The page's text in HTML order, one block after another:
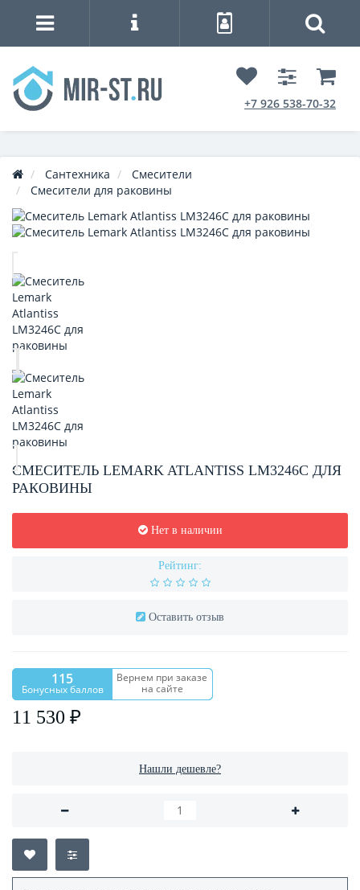
+7 926 538-70-32
Сантехника
Смесители
Смесители для раковины
СМЕСИТЕЛЬ LEMARK ATLANTISS LM3246C ДЛЯ
РАКОВИНЫ
Нет в наличии
Рейтинг:
Оставить отзыв
115
Бонусных баллов
Вернем при заказе
на сайте
11 530 ₽
Нашли дешевле?